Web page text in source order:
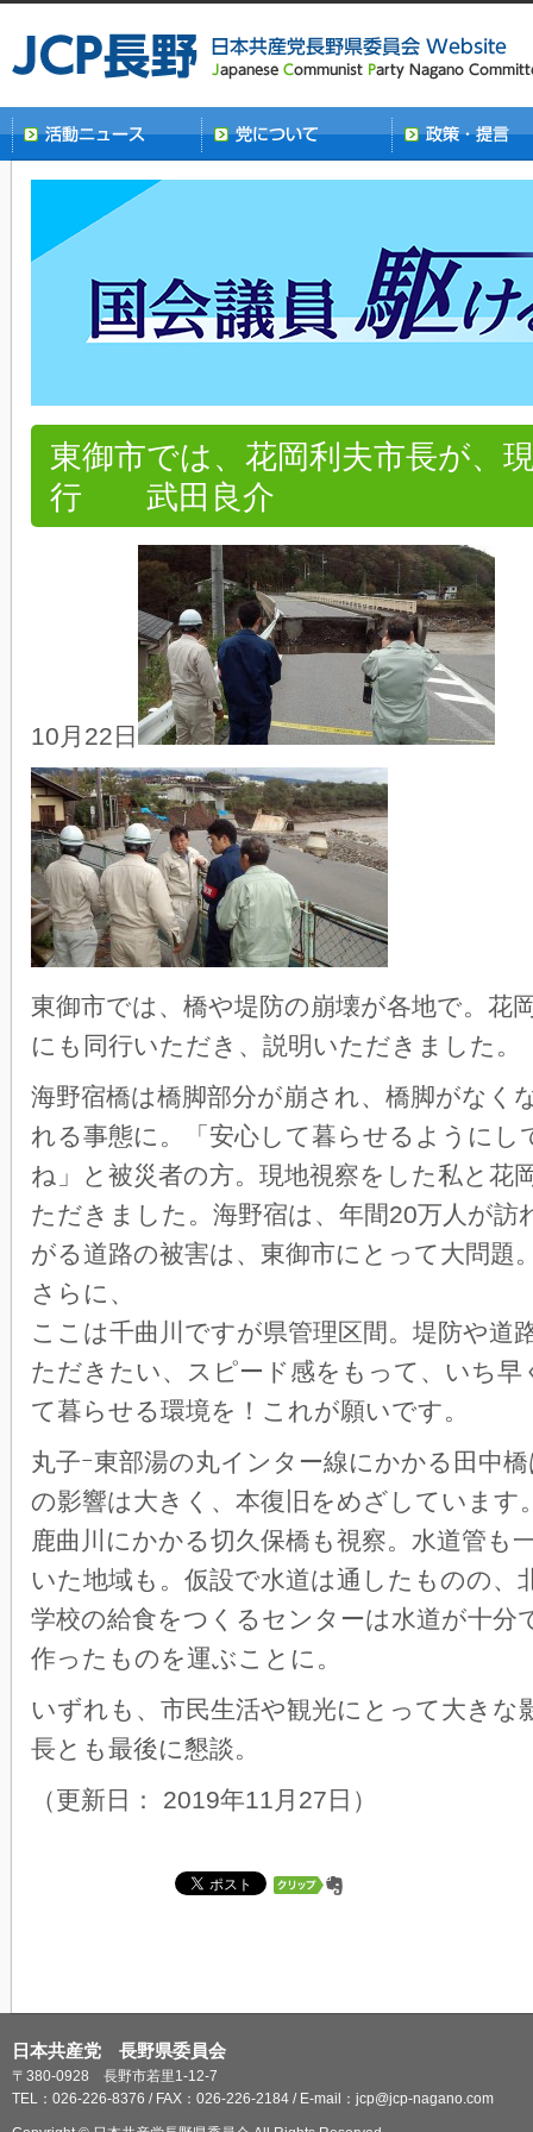
東御市では、花岡利夫市長が、
行 武田良介
10月22日
東御市では、橋や堤防の崩壊が各地で。花
にも同行いただき、説明いただきました。
海野宿橋は橋脚部分が崩され、橋脚がなく
れる事態に。「安心して暮らせるようにし
ね」と被災者の方。現地視察をした私と花
ただきました。海野宿は、年間20万人が訪
がる道路の被害は、東御市にとって大問題
さらに、
ここは千曲川ですが県管理区間。堤防や道
ただきたい、スピード感をもって、いち早
て暮らせる環境を！これが願いです。
丸子ｰ東部湯の丸インター線にかかる田中
の影響は大きく、本復旧をめざしています
鹿曲川にかかる切久保橋も視察。水道管も
いた地域も。仮設で水道は通したものの、
学校の給食をつくるセンターは水道が十分
作ったものを運ぶことに。
いずれも、市民生活や観光にとって大きな
長とも最後に懇談。
（更新日： 2019年11月27日）
日本共産党 長野県委員会
〒380-0928 長野市若里1-12-7
TEL：026-226-8376 / FAX：026-226-2184 / E-mail：jcp@jcp-nagano.com